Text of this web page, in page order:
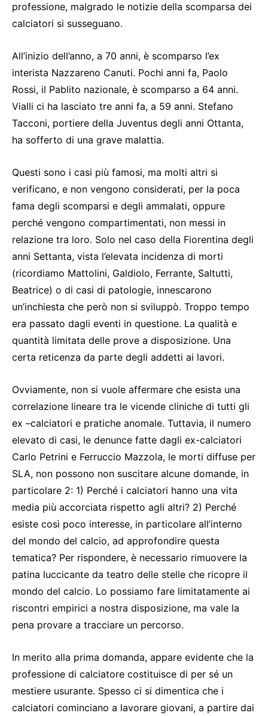
professione, malgrado le notizie della scomparsa dei
calciatori si susseguano.
All’inizio dell’anno, a 70 anni, è scomparso l’ex
interista Nazzareno Canuti. Pochi anni fa, Paolo
Rossi, il Pablito nazionale, è scomparso a 64 anni.
Vialli ci ha lasciato tre anni fa, a 59 anni. Stefano
Tacconi, portiere della Juventus degli anni Ottanta,
ha sofferto di una grave malattia.
Questi sono i casi più famosi, ma molti altri si
verificano, e non vengono considerati, per la poca
fama degli scomparsi e degli ammalati, oppure
perché vengono compartimentati, non messi in
relazione tra loro. Solo nel caso della Fiorentina degli
anni Settanta, vista l’elevata incidenza di morti
(ricordiamo Mattolini, Galdiolo, Ferrante, Saltutti,
Beatrice) o di casi di patologie, innescarono
un’inchiesta che però non si sviluppò. Troppo tempo
era passato dagli eventi in questione. La qualità e
quantità limitata delle prove a disposizione. Una
certa reticenza da parte degli addetti ai lavori.
Ovviamente, non si vuole affermare che esista una
correlazione lineare tra le vicende cliniche di tutti gli
ex –calciatori e pratiche anomale. Tuttavia, il numero
elevato di casi, le denunce fatte dagli ex-calciatori
Carlo Petrini e Ferruccio Mazzola, le morti diffuse per
SLA, non possono non suscitare alcune domande, in
particolare 2: 1) Perché i calciatori hanno una vita
media più accorciata rispetto agli altri? 2) Perché
esiste così poco interesse, in particolare all’interno
del mondo del calcio, ad approfondire questa
tematica? Per rispondere, è necessario rimuovere la
patina luccicante da teatro delle stelle che ricopre il
mondo del calcio. Lo possiamo fare limitatamente ai
riscontri empirici a nostra disposizione, ma vale la
pena provare a tracciare un percorso.
In merito alla prima domanda, appare evidente che la
professione di calciatore costituisce di per sé un
mestiere usurante. Spesso ci si dimentica che i
calciatori cominciano a lavorare giovani, a partire dai